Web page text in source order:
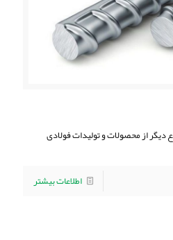
از محصولات و تولیدات فولادی
اطلاعات بیشتر